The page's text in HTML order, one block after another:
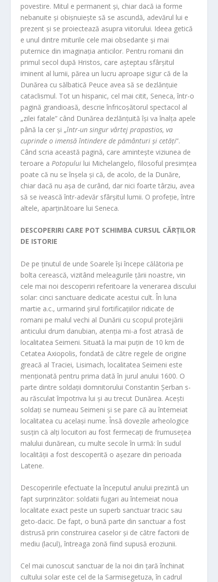
povestire. Mitul e permanent și, chiar dacă ia forme
nebanuite și obișnuiește să se ascundă, adevărul lui e
prezent și se proiectează asupra viitorului. Ideea getică
e unul dintre miturile cele mai obsedante și mai
puternice din imaginația anticilor. Pentru romanii din
primul secol după Hristos, care așteptau sfârșitul
iminent al lumii, părea un lucru aproape sigur că de la
Dunărea cu sălbatică Peuce avea să se dezlănțuie
cataclismul. Tot un hispanic, cel mai citit, Seneca, într-o
pagină grandioasă, descrie înfricoșătorul spectacol al
„zilei fatale” când Dunărea dezlănțuită își va înalța apele
până la cer și „într-un singur vârtej prapastios, va
cuprinde o imensă întindere de pământuri și cetăți”.
Când scria această pagină, care amintește viziunea de
teroare a Potopului lui Michelangelo, filosoful presimțea
poate că nu se înșela și că, de acolo, de la Dunăre,
chiar dacă nu așa de curând, dar nici foarte târziu, avea
să se ivească într-adevăr sfârșitul lumii. O profeție, între
altele, aparținătoare lui Seneca.
DESCOPERIRI CARE POT SCHIMBA CURSUL CĂRȚILOR
DE ISTORIE
De pe ținutul de unde Soarele își începe călătoria pe
bolta cerească, vizitând meleagurile țării noastre, vin
cele mai noi descoperiri referitoare la venerarea discului
solar: cinci sanctuare dedicate acestui cult. În luna
martie a.c., urmarind șirul fortificațiilor ridicate de
romani pe malul vechi al Dunării cu scopul protejării
anticului drum danubian, atenția mi-a fost atrasă de
localitatea Seimeni. Situată la mai puțin de 10 km de
Cetatea Axiopolis, fondată de către regele de origine
greacă al Traciei, Lisimach, localitatea Seimeni este
menționată pentru prima dată în jurul anului 1600. O
parte dintre soldații domnitorului Constantin Șerban s-
au răsculat împotriva lui și au trecut Dunărea. Acești
soldați se numeau Seimeni și se pare că au întemeiat
localitatea cu același nume. Însă dovezile arheologice
susțin că alți locuitori au fost fermecați de frumusețea
malului dunărean, cu multe secole în urmă: în sudul
localității a fost descoperită o așezare din perioada
Latene.
Descoperirile efectuate la începutul anului prezintă un
fapt surprinzător: soldatii fugari au întemeiat noua
localitate exact peste un superb sanctuar tracic sau
geto-dacic. De fapt, o bună parte din sanctuar a fost
distrusă prin construirea caselor și de către factorii de
mediu (lacul), întreaga zonă fiind supusă eroziunii.
Cel mai cunoscut sanctuar de la noi din țară închinat
cultului solar este cel de la Sarmisegetuza, în cadrul